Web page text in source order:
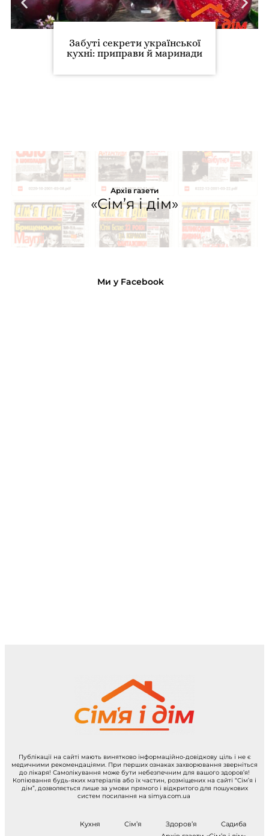
Забуті секрети української
кухні: приправи й маринади
Архів газети
«Сім’я і дім»
Ми у Facebook
Публікації на сайті мають винятково інформаційно-довідкову ціль і не є
медичними рекомендаціями. При перших ознаках захворювання зверніться
до лікаря! Самолікування може бути небезпечним для вашого здоров’я!
Копіювання будь-яких матеріалів або їх частин, розміщених на сайті “Сім’я і
дім”, дозволяється лише за умови прямого і відкритого для пошукових
систем посилання на simya.com.ua
Кухня Сім’я Здоров’я
Садиба